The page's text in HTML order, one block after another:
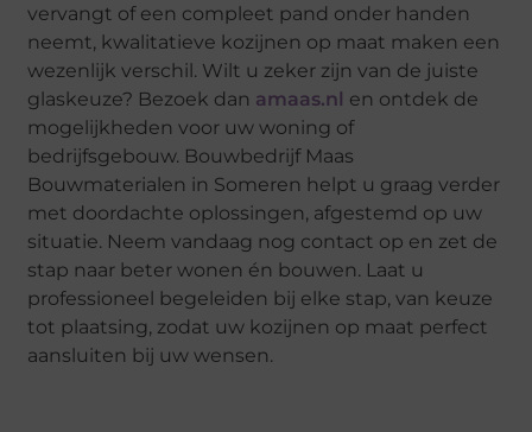
vervangt of een compleet pand onder handen
neemt, kwalitatieve kozijnen op maat maken een
wezenlijk verschil. Wilt u zeker zijn van de juiste
glaskeuze? Bezoek dan amaas.nl en ontdek de
mogelijkheden voor uw woning of
bedrijfsgebouw. Bouwbedrijf Maas
Bouwmaterialen in Someren helpt u graag verder
met doordachte oplossingen, afgestemd op uw
situatie. Neem vandaag nog contact op en zet de
stap naar beter wonen én bouwen. Laat u
professioneel begeleiden bij elke stap, van keuze
tot plaatsing, zodat uw kozijnen op maat perfect
aansluiten bij uw wensen.